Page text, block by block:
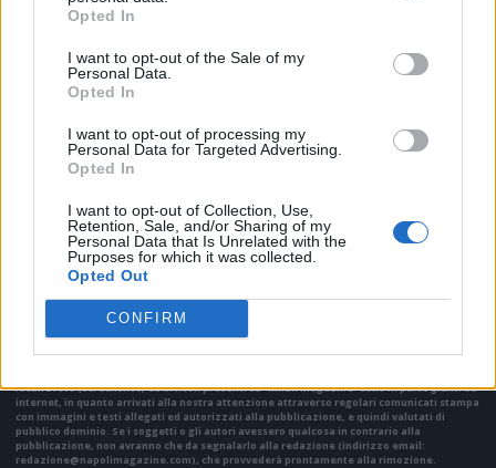
Opted In
I want to opt-out of the Sale of my
Personal Data.
Opted In
I want to opt-out of processing my
Personal Data for Targeted Advertising.
Opted In
I want to opt-out of Collection, Use,
Retention, Sale, and/or Sharing of my
Personal Data that Is Unrelated with the
Purposes for which it was collected.
Opted Out
CONFIRM
VAI ALLA VERSIONE CLASSICA
Alcune foto (screenshot) ed articoli presenti su "Milan Magazine" sono in parte giunti da
internet, in quanto arrivati alla nostra attenzione attraverso regolari comunicati stampa
con immagini e testi allegati ed autorizzati alla pubblicazione, e quindi valutati di
pubblico dominio. Se i soggetti o gli autori avessero qualcosa in contrario alla
pubblicazione, non avranno che da segnalarlo alla redazione (indirizzo email:
redazione@napolimagazine.com), che provvederà prontamente alla rimozione.